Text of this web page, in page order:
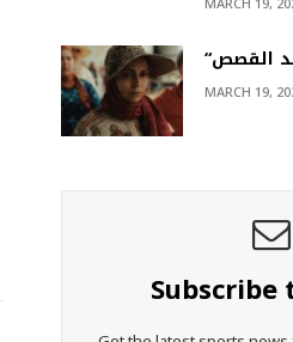
MARCH 19,
Subscribe